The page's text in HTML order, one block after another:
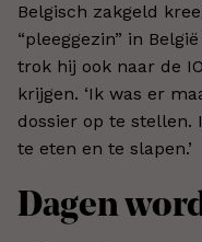
Belgisch zakgeld
“pleeggezin” in
trok hij ook naar de
krijgen. ‘Ik was er
dossier op te
te eten en te slapen.’
Dagen